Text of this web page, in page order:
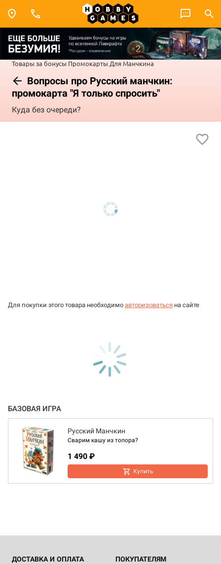
Товары за бонусы Промокарты Для Манчкина
Вопросы про Русский манчкин:
промокарта "Я только спросить"
Куда без очереди?
Для покупки этого товара необходимо авторизоваться на сайте
БАЗОВАЯ ИГРА
Русский Манчкин
Сварим кашу из топора?
1 490 ₽
Купить
ДОСТАВКА И ОПЛАТА ПОКУПАТЕЛЯМ